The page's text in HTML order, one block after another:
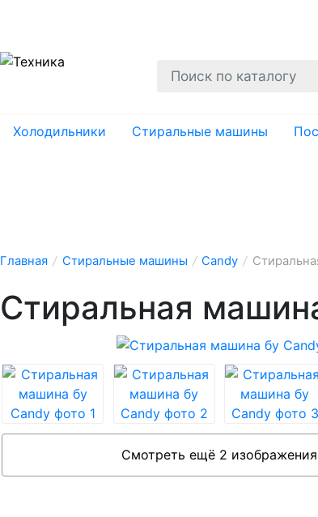
Холодильники Стиральные машины
Главная / Стиральные машины / Candy /
Стиральная
Смотреть ещё 2 изображения